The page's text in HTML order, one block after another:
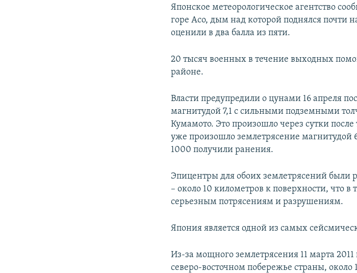
Японское метеорологическое агентство
горе Асо, дым над которой поднялся почти
оценили в два балла из пяти.
20 тысяч военных в течение выходных
районе.
Власти предупредили о цунами 16 апреля
магнитудой 7,1 с сильными подземными
Кумамото. Это произошло через сутки
уже произошло землетрясение магнитудой
1000 получили ранения.
Эпицентры для обоих землетрясений были
– около 10 километров к поверхности, что в
серьезным потрясениям и разрушениям.
Япония является одной из самых
Из-за мощного землетрясения 11 марта
северо-восточном побережье страны,